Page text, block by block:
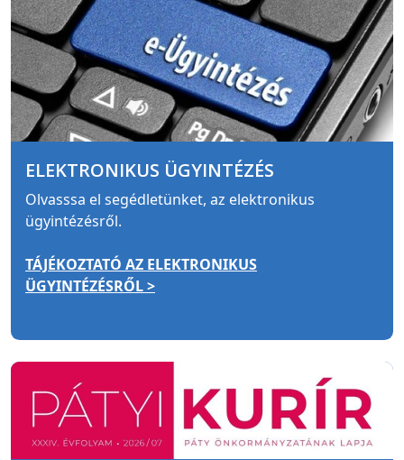
ELEKTRONIKUS ÜGYINTÉZÉS
Olvasssa el segédletünket, az elektronikus
ügyintézésről.
TÁJÉKOZTATÓ AZ ELEKTRONIKUS
ÜGYINTÉZÉSRŐL >